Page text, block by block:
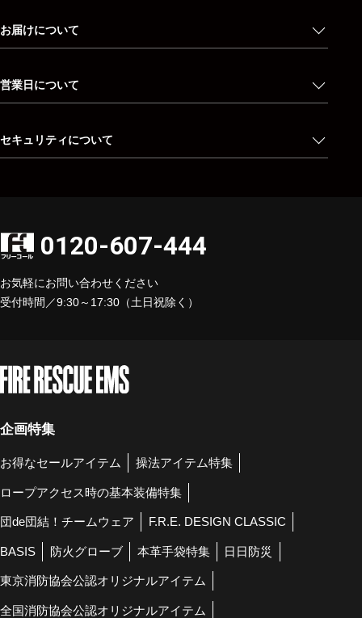
お届けについて
営業日について
セキュリティについて
0120-607-444
お気軽にお問い合わせください
受付時間／9:30～17:30（土日祝除く）
企画特集
お得なセールアイテム 操法アイテム特集
ロープアクセス時の基本装備特集
団de団結！チームウェア F.R.E. DESIGN CLASSIC
BASIS 防火グローブ 本革手袋特集 日日防災
東京消防協会公認オリジナルアイテム
全国消防協会公認オリジナルアイテム